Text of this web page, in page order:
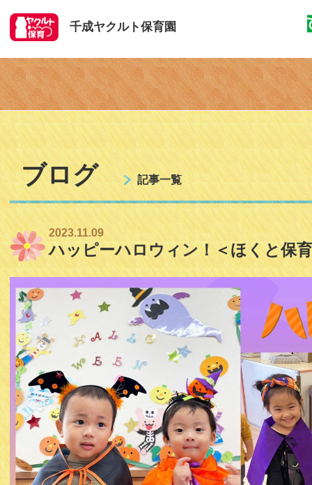
千成ヤクルト保育園
ブログ 記事一覧
2023.11.09
ハッピーハロウィン！＜ほくと保